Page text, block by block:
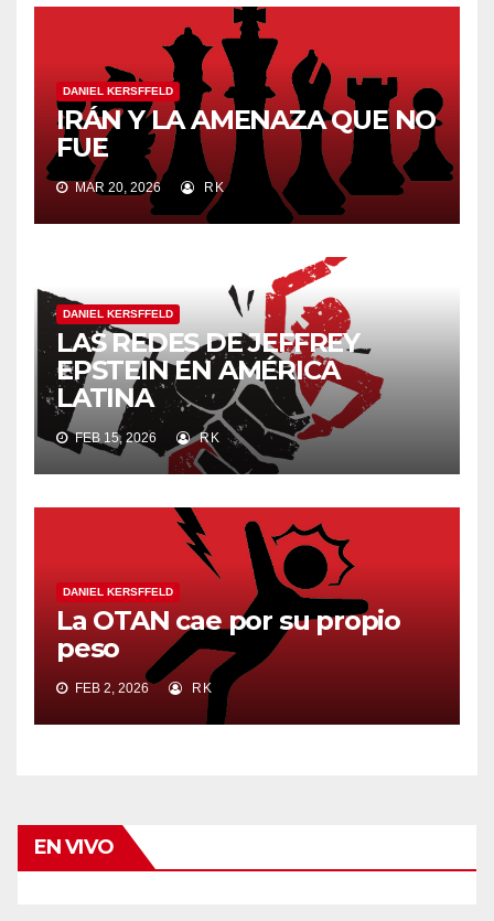
DANIEL KERSFFELD
IRÁN Y LA AMENAZA QUE NO
FUE
MAR 20, 2026 RK
DANIEL KERSFFELD
LAS REDES DE JEFFREY
EPSTEIN EN AMÉRICA
LATINA
FEB 15, 2026 RK
DANIEL KERSFFELD
La OTAN cae por su propio
peso
FEB 2, 2026 RK
EN VIVO